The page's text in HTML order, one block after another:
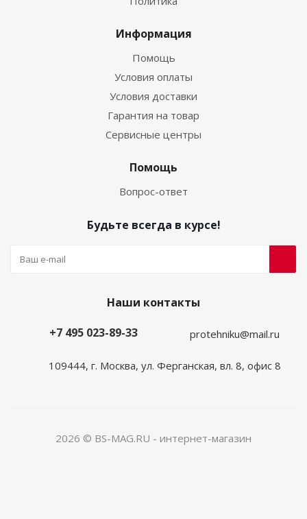
Информация
Помощь
Условия оплаты
Условия доставки
Гарантия на товар
Сервисные центры
Помощь
Вопрос-ответ
Будьте всегда в курсе!
Наши контакты
+7 495 023-89-33
protehniku@mail.ru
109444, г. Москва, ул. Ферганская, вл. 8, офис 8
2026 © BS-MAG.RU - интернет-магазин